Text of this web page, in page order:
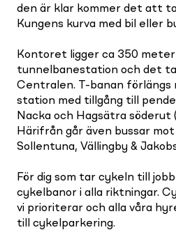
den är klar kommer det att
Kungens kurva med bil eller
Kontoret ligger ca 350
tunnelbanestation och det
Centralen. T-banan
station med tillgång till
Nacka och Hagsätra söderut
Härifrån går även bussar
Sollentuna, Vällingby &
För dig som tar cykeln till
cykelbanor i alla riktningar.
vi prioriterar och alla våra
till cykelparkering.